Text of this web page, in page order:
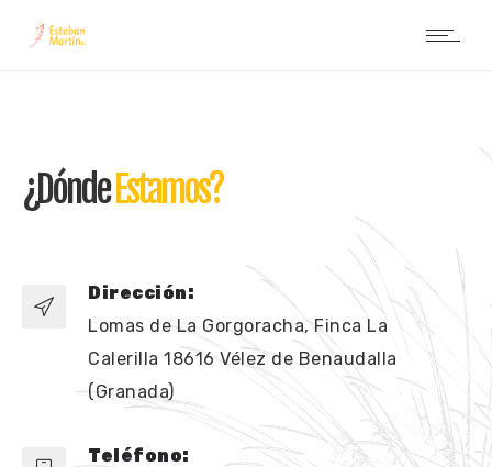
¿DóndeEstamos?
Dirección:
Lomas de La Gorgoracha, Finca La
Calerilla 18616 Vélez de Benaudalla
(Granada)
Teléfono: